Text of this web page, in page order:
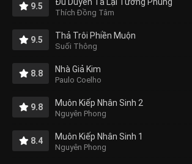
9.5
Thích Đồng Tâm
9.5 Thả Trôi Phiền Muộn
Suối Thông
8.8 Nhà Giả Kim
Paulo Coelho
9.8 Muôn Kiếp Nhân Sinh 2
Nguyên Phong
8.4 Muôn Kiếp Nhân Sinh 1
Nguyên Phong